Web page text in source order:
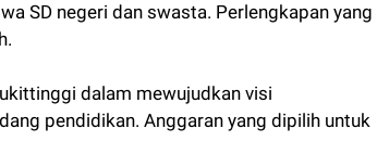
SD negeri dan swasta. Perlengkapan yang
dalam mewujudkan visi
pendidikan. Anggaran yang dipilih untuk